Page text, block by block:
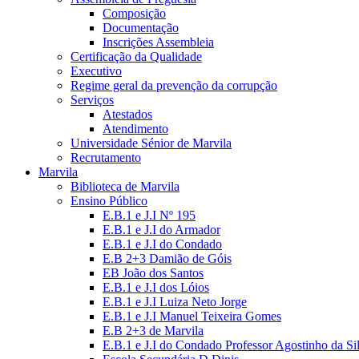
Composição
Documentação
Inscrições Assembleia
Certificação da Qualidade
Executivo
Regime geral da prevenção da corrupção
Serviços
Atestados
Atendimento
Universidade Sénior de Marvila
Recrutamento
Marvila
Biblioteca de Marvila
Ensino Público
E.B.1 e J.I Nº 195
E.B.1 e J.I do Armador
E.B.1 e J.I do Condado
E.B 2+3 Damião de Góis
EB João dos Santos
E.B.1 e J.I dos Lóios
E.B.1 e J.I Luiza Neto Jorge
E.B.1 e J.I Manuel Teixeira Gomes
E.B 2+3 de Marvila
E.B.1 e J.I do Condado Professor Agostinho da